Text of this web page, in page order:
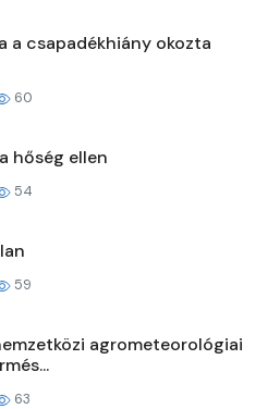
a csapadékhiány okozta
60
hőség ellen
54
59
agrometeorológiai
63